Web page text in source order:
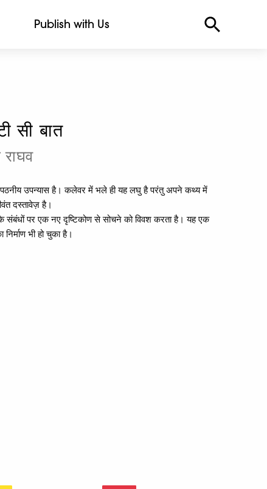
Publish with Us
सी बात
पठनीय उपन्यास है। कलेवर में भले ही यह लघु है परंतु अपने कथ्य में
दस्तावेज़ है।
संबंधों पर एक नए दृष्टिकोण से सोचने को विवश करता है। यह एक
भी हो चुका है।